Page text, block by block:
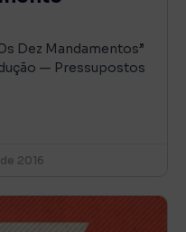
Dez Mandamentos”
— Pressupostos
2016